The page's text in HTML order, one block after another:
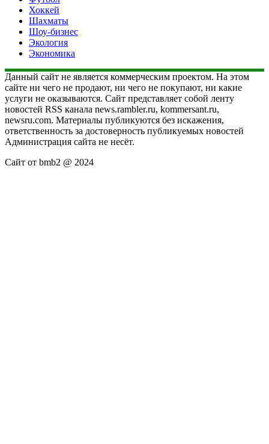
Хоккей
Шахматы
Шоу-бизнес
Экология
Экономика
Данный сайт не является коммерческим проектом. На этом
сайте ни чего не продают, ни чего не покупают, ни какие
услуги не оказываются. Сайт представляет собой ленту
новостей RSS канала news.rambler.ru, kommersant.ru,
newsru.com. Материалы публикуются без искажения,
ответственность за достоверность публикуемых новостей
Администрация сайта не несёт.
Сайт от bmb2 @ 2024